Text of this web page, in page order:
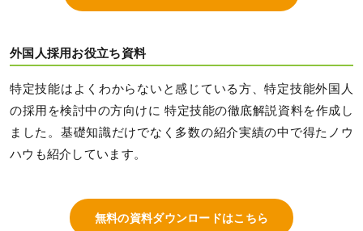
外国人採用お役立ち資料
特定技能はよくわからないと感じている方、特定技能外国人
の採用を検討中の方向けに 特定技能の徹底解説資料を作成し
ました。基礎知識だけでなく多数の紹介実績の中で得たノウ
ハウも紹介しています。
無料の資料ダウンロードはこちら